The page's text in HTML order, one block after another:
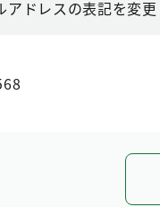
ドレスの表記を変